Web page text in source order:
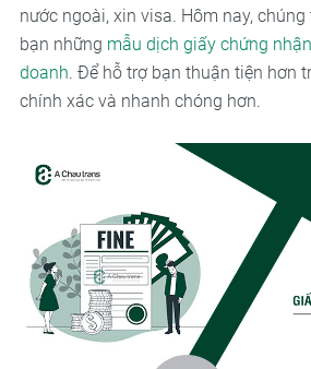
nước ngoài, xin visa. Hôm nay,
bạn những mẫu dịch giấy chứng
doanh. Để hỗ trợ bạn thuận tiện hơn
chính xác và nhanh chóng hơn.